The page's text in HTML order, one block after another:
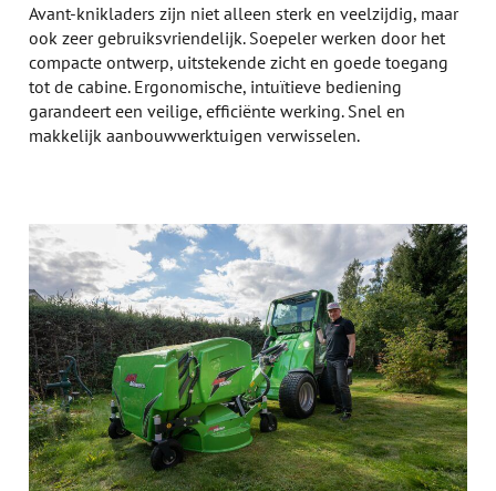
Avant-knikladers zijn niet alleen sterk en veelzijdig, maar
ook zeer gebruiksvriendelijk. Soepeler werken door het
compacte ontwerp, uitstekende zicht en goede toegang
tot de cabine. Ergonomische, intuïtieve bediening
garandeert een veilige, efficiënte werking. Snel en
makkelijk aanbouwwerktuigen verwisselen.